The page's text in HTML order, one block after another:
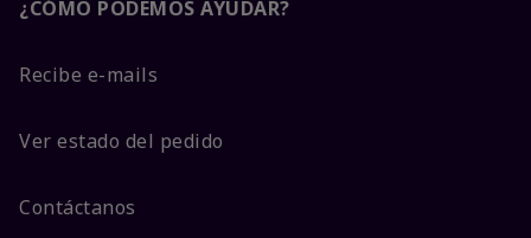
¿CÓMO PODEMOS AYUDAR?
Recibe e-mails
Ver estado del pedido
Contáctanos